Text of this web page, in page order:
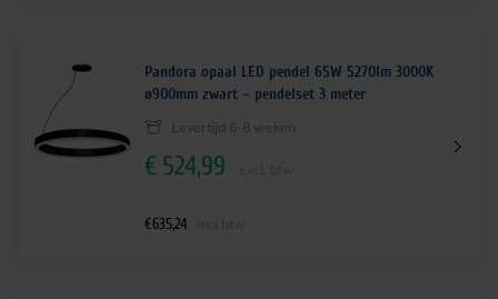
Pandora opaal LED pendel 65W 5270lm 3000K
ø900mm zwart – pendelset 3 meter
Levertijd 6-8 weken
€ 524,99
€635,24